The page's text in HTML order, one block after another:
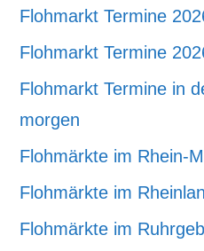
Flohmarkt Termine
Flohmarkt Termine
Flohmarkt Termine in
morgen
Flohmärkte im Rhein-
Flohmärkte im
Flohmärkte im